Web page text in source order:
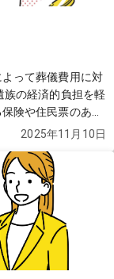
って葬儀費用に対
険や住民票のある
などが異なります
2025年11月10日